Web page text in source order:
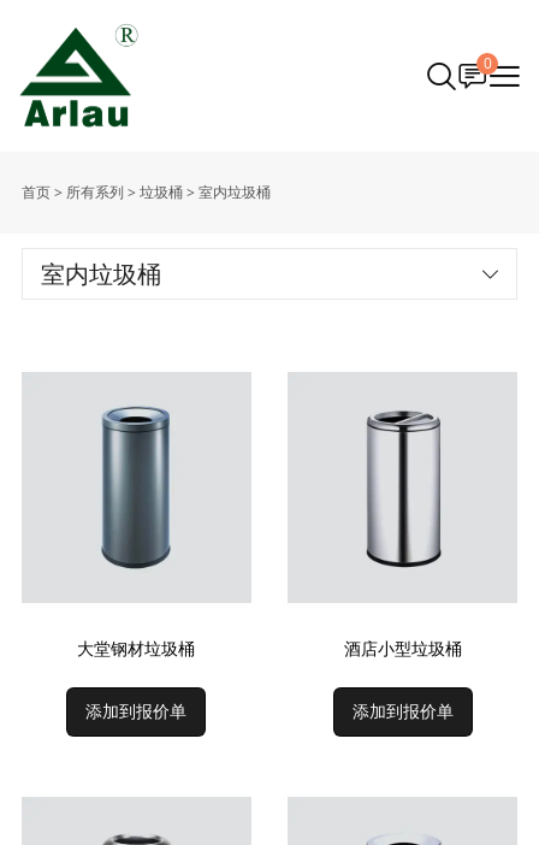
0
首页> 所有系列 > 垃圾桶> 室内垃圾桶
室内垃圾桶
大堂钢材垃圾桶
添加到报价单
酒店小型垃圾桶
添加到报价单